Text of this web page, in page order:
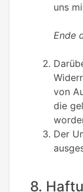
uns
Ende
von
die
Der
8.